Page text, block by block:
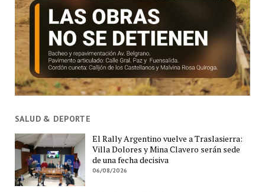
SALUD & DEPORTE
El Rally Argentino vuelve a Traslasierra:
Villa Dolores y Mina Clavero serán sede
de una fecha decisiva
06/08/2026